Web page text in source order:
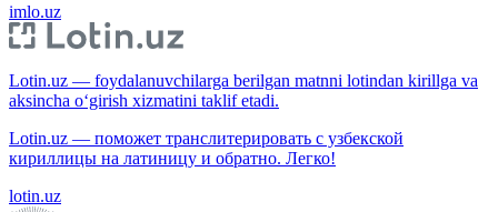
imlo.uz
Lotin.uz — foydalanuvchilarga berilgan matnni lotindan kirillga va
aksincha o‘girish xizmatini taklif etadi.
Lotin.uz — поможет транслитерировать с узбекской
кириллицы на латиницу и обратно. Легко!
lotin.uz